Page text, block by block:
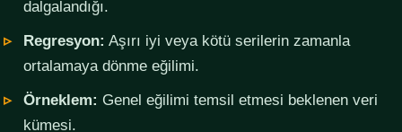
dalgalandığı.
Regresyon: Aşırı iyi veya kötü serilerin zamanla
ortalamaya dönme eğilimi.
Örneklem: Genel eğilimi temsil etmesi beklenen veri
kümesi.